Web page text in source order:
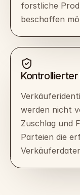
forstliche
beschaffen
werden nicht
Zuschlag und
Parteien die